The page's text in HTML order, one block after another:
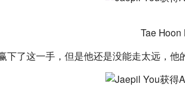
Tae Hoon
下了这一手，但是他还是没能走太远，他